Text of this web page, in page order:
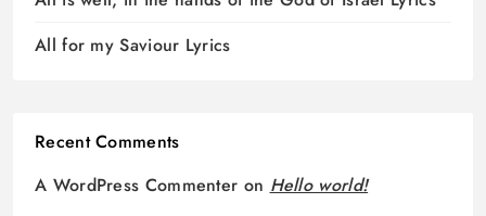
All for my Saviour Lyrics
Recent Comments
A WordPress Commenter on Hello world!